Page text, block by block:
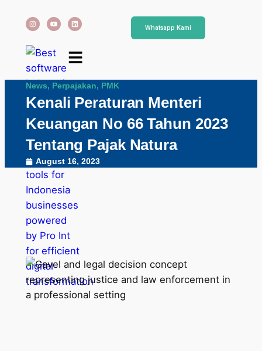
Whatsapp Kami
News, Perpajakan, PMK
Kenali Peraturan Menteri
Keuangan No 66 Tahun 2023
Tentang Pajak Natura
August 16, 2023